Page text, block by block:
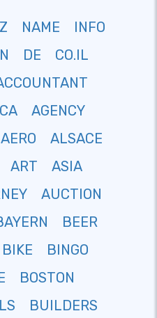
NAME
INFO
DE
CO.IL
AGENCY
ALSACE
ART
ASIA
AUCTION
BEER
BIKE
BINGO
BOSTON
BUILDERS